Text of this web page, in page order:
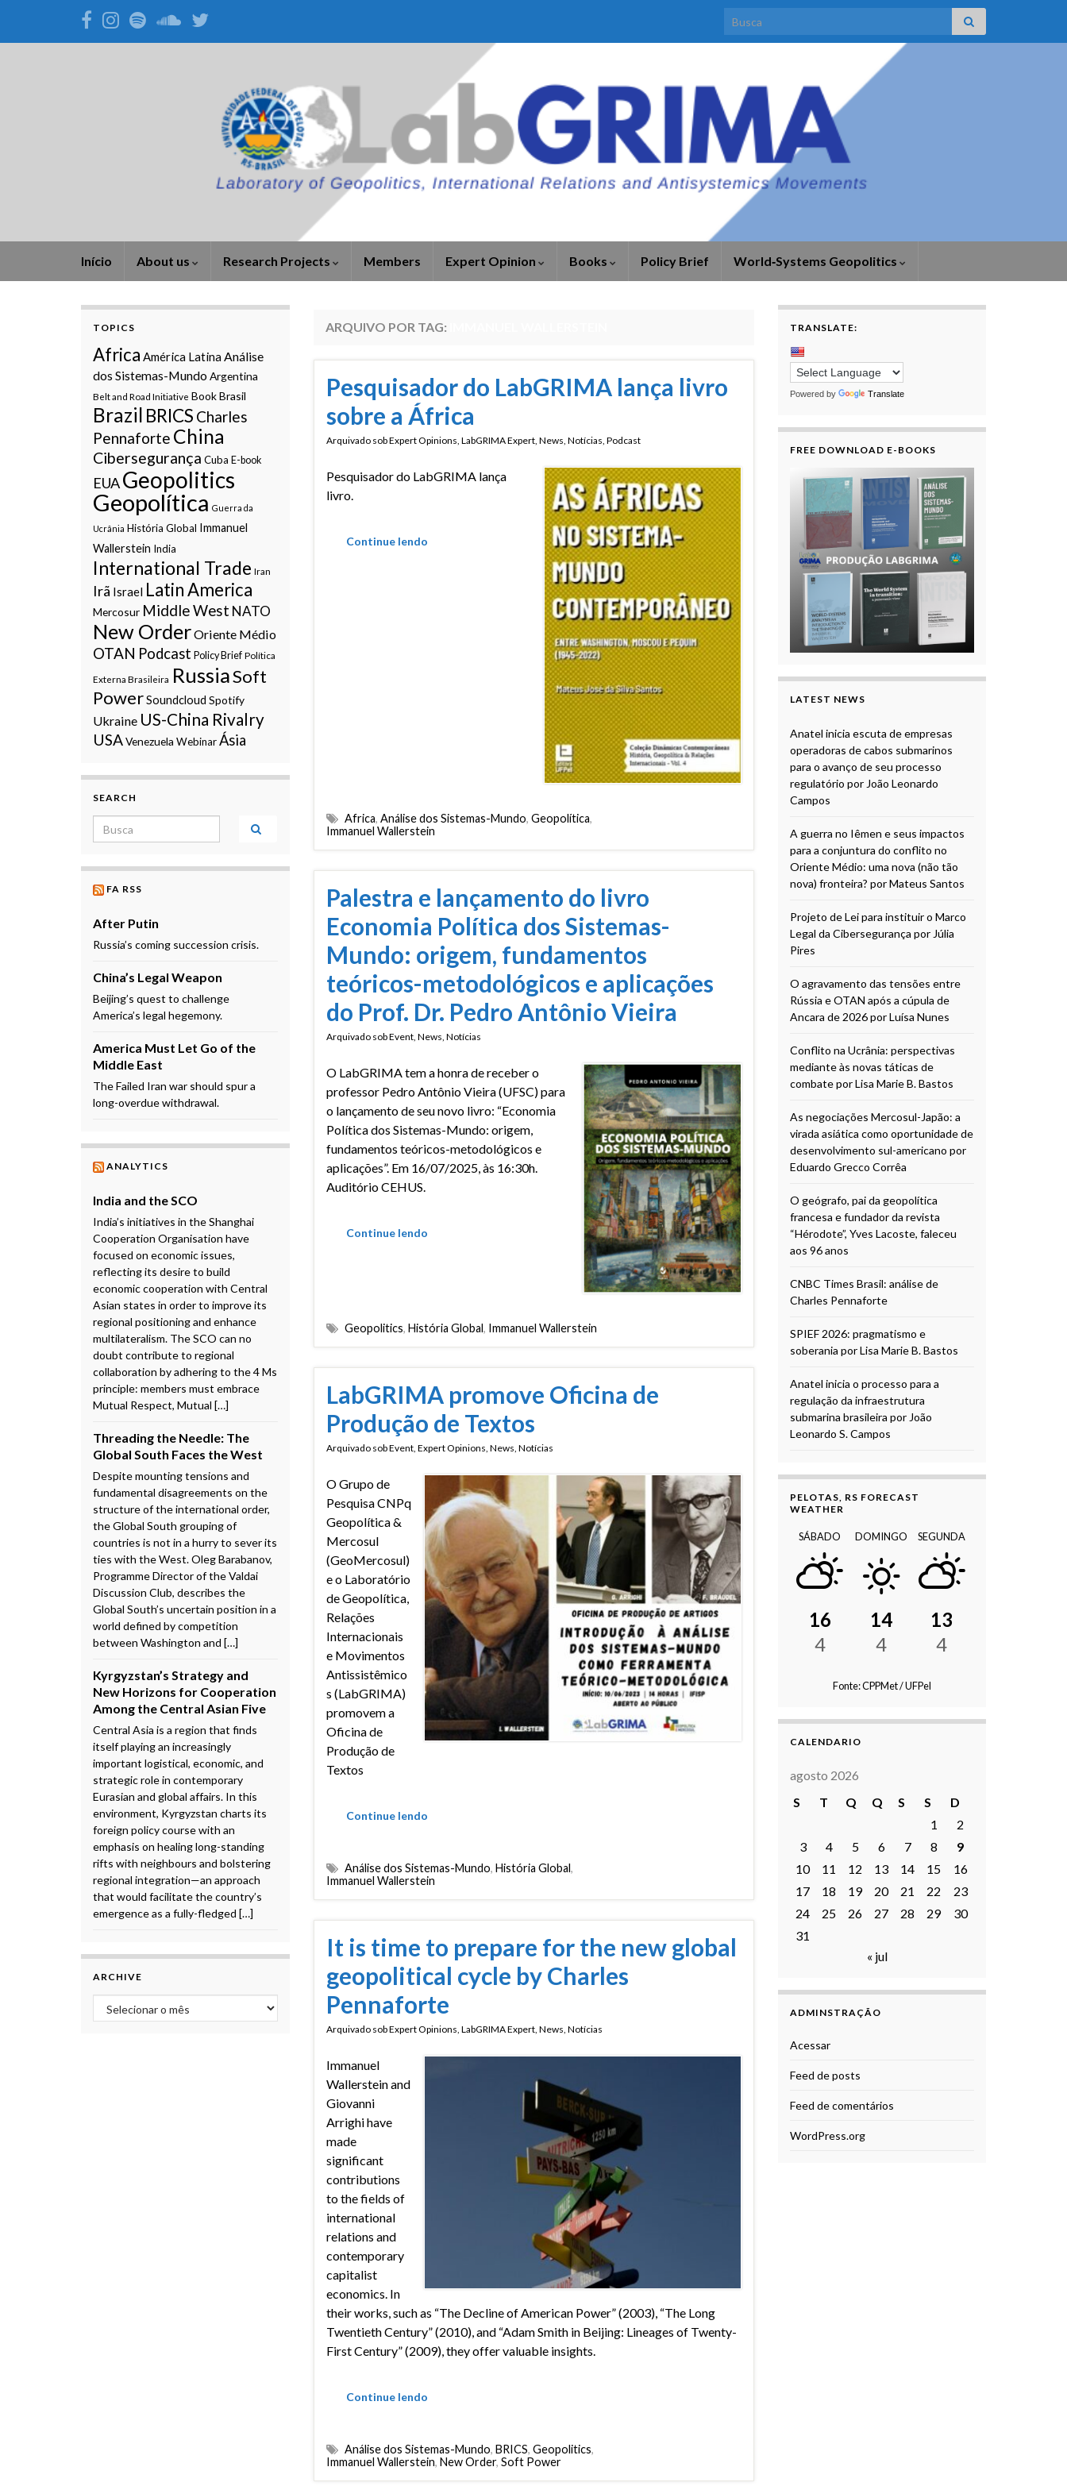
Search for:
Início About us Research Projects Members Expert Opinion Books Policy Brief World‑Systems Geopolitics
ARQUIVO POR TAG:
Pesquisador do LabGRIMA lança livro
sobre a África
Arquivado sobExpert Opinions, LabGRIMA Expert, News, Notícias, Podcast
Pesquisador do LabGRIMA lança
livro.
Continue lendo
Africa, Análise dos Sistemas-Mundo, Geopolítica,
Immanuel Wallerstein
Palestra e lançamento do livro
Economia Política dos Sistemas-
Mundo: origem, fundamentos
teóricos-metodológicos e aplicações
do Prof. Dr. Pedro Antônio Vieira
Arquivado sobEvent, News Notícias
O LabGRIMA tem a honra de receber o
professor Pedro Antônio Vieira (UFSC) para
o lançamento de seu novo livro: “Economia
Política dos Sistemas-Mundo: origem,
fundamentos teóricos-metodológicos e
aplicações”. Em 16/07/2025, às 16:30h.
Auditório CEHUS.
Continue lendo
Geopolitics, História Global, Immanuel Wallerstein
LabGRIMA promove Oficina de
Produção de Textos
Arquivado sobEvent, Expert Opinions News Notícias
O Grupo de
Pesquisa CNPq
Geopolítica &
Mercosul
(GeoMercosul)
e o Laboratório
de Geopolítica,
Relações
Internacionais
e Movimentos
Antissistêmico
s (LabGRIMA)
promovem a
Oficina de
Produção de
Textos
Continue lendo
Análise dos Sistemas-Mundo, História Global,
Immanuel Wallerstein
It is time to prepare for the new global
geopolitical cycle by Charles
Pennaforte
Arquivado sobExpert Opinions LabGRIMA Expert, News Notícias
Immanuel
Wallerstein and
Giovanni
Arrighi have
made
significant
contributions
to the fields of
international
relations and
contemporary
capitalist
economics. In
their works, such as “The Decline of American Power” (2003), “The Long
Twentieth Century” (2010), and “Adam Smith in Beijing: Lineages of Twenty-
First Century” (2009), they offer valuable insights.
Continue lendo
Análise dos Sistemas-Mundo, BRICS, Geopolitics,
Immanuel Wallerstein, New Order, Soft Power
TOPICS
Africa América LatinaAnálise
dos Sistemas-Mundo Argentina
Belt and Road Initiative BookBrasil
Brazil BRICS Charles
Pennaforte China
Cibersegurança Cuba E-book
EUAGeopolitics
Geopolítica Guerra da
Ucrânia História Global Immanuel
Wallerstein India
International Trade Iran
Irã Israel Latin America
Mercosur Middle West NATO
New OrderOriente Médio
OTAN Podcast Policy Brief Política
Externa Brasileira RussiaSoft
PowerSoundcloud Spotify
Ukraine US-China Rivalry
USAVenezuela WebinarÁsia
SEARCH
Search for:
FA RSS
After Putin
Russia’s coming succession crisis.
China’s Legal Weapon
Beijing’s quest to challenge
America’s legal hegemony.
America Must Let Go of the
Middle East
The Failed Iran war should spur a
long-overdue withdrawal.
ANALYTICS
India and the SCO
India’s initiatives in the Shanghai
Cooperation Organisation have
focused on economic issues,
reflecting its desire to build
economic cooperation with Central
Asian states in order to improve its
regional positioning and enhance
multilateralism. The SCO can no
doubt contribute to regional
collaboration by adhering to the 4 Ms
principle: members must embrace
Mutual Respect, Mutual […]
Threading the Needle: The
Global South Faces the West
Despite mounting tensions and
fundamental disagreements on the
structure of the international order,
the Global South grouping of
countries is not in a hurry to sever its
ties with the West. Oleg Barabanov,
Programme Director of the Valdai
Discussion Club, describes the
Global South’s uncertain position in a
world defined by competition
between Washington and […]
Kyrgyzstan’s Strategy and
New Horizons for Cooperation
Among the Central Asian Five
Central Asia is a region that finds
itself playing an increasingly
important logistical, economic, and
strategic role in contemporary
Eurasian and global affairs. In this
environment, Kyrgyzstan charts its
foreign policy course with an
emphasis on healing long-standing
rifts with neighbours and bolstering
regional integration—an approach
that would facilitate the country’s
emergence as a fully-fledged […]
ARCHIVE
Archive
TRANSLATE:
Powered by Translate
FREE DOWNLOAD E-BOOKS
LATEST NEWS
Anatel inicia escuta de empresas
operadoras de cabos submarinos
para o avanço de seu processo
regulatório por João Leonardo
Campos
A guerra no Iêmen e seus impactos
para a conjuntura do conflito no
Oriente Médio: uma nova (não tão
nova) fronteira? por Mateus Santos
Projeto de Lei para instituir o Marco
Legal da Cibersegurança por Júlia
Pires
O agravamento das tensões entre
Rússia e OTAN após a cúpula de
Ancara de 2026 por Luísa Nunes
Conflito na Ucrânia: perspectivas
mediante às novas táticas de
combate por Lisa Marie B. Bastos
As negociações Mercosul-Japão: a
virada asiática como oportunidade de
desenvolvimento sul-americano por
Eduardo Grecco Corrêa
O geógrafo, pai da geopolítica
francesa e fundador da revista
“Hérodote”, Yves Lacoste, faleceu
aos 96 anos
CNBC Times Brasil: análise de
Charles Pennaforte
SPIEF 2026: pragmatismo e
soberania por Lisa Marie B. Bastos
Anatel inicia o processo para a
regulação da infraestrutura
submarina brasileira por João
Leonardo S. Campos
PELOTAS, RS FORECAST
WEATHER
SÁBADO
16
4
DOMINGO
14
4
SEGUNDA
13
4
Fonte: CPPMet / UFPel
CALENDARIO
agosto 2026
S
T Q Q S S
D
1
2
3
4 5 6 7 8
9
10
11 12 13 14 15
16
17
18 19 20 21 22
23
24
25 26 27 28 29
30
31
« jul
ADMINSTRAÇÃO
Acessar
Feed de posts
Feed de comentários
WordPress.org